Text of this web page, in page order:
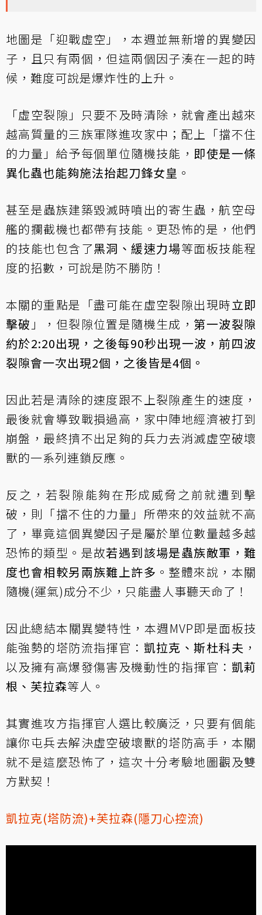
地圖是「迎戰虛空」，本週並無新增的異變因
子，且只有兩個，但這兩個因子湊在一起的時
候，難度可說是爆炸性的上升。
「虛空裂隙」只要不及時清除，就會產出越來
越高質量的三族軍隊進攻家中；配上「擋不住
的力量」給予每個單位隨機技能， 即使是一條
異化蟲也能夠施法抬起刀鋒女皇 。
甚至是蟲族建築毀滅時噴出的寄生蟲，航空母
艦的攔截機也都帶有技能。更恐怖的是，他們
的技能也包含了黑洞、緩速力場等面板技能程
度的招數，可說是防不勝防！
本關的重點是「盡可能在虛空裂隙出現時立即
擊破 」，但裂隙位置是隨機生成， 第一波裂隙
約於2:20出現，之後每90秒出現一波，前四波
裂隙會一次出現2個，之後皆是4個。
因此若是清除的速度跟不上裂隙產生的速度，
最後就會導致戰損過高，家中陣地經濟被打到
崩盤，最終擠不出足夠的兵力去消滅虛空破壞
獸的一系列連鎖反應。
反之，若裂隙能夠在形成威脅之前就遭到擊
破，則「擋不住的力量」所帶來的效益就不高
了，畢竟這個異變因子是屬於單位數量越多越
恐怖的類型。是故若遇到該場是蟲族敵軍，難
度也會相較另兩族難上許多 。整體來說，本關
隨機(運氣)成分不少，只能盡人事聽天命了！
因此總結本關異變特性，本週MVP即是面板技
能強勢的塔防流指揮官： 凱拉克、斯杜科夫 ，
以及擁有高爆發傷害及機動性的指揮官： 凱莉
根、芙拉森等人。
其實進攻方指揮官人選比較廣泛，只要有個能
讓你屯兵去解決虛空破壞獸的塔防高手，本關
就不是這麼恐怖了，這次十分考驗地圖觀及雙
方默契！
凱拉克(塔防流)+芙拉森(隱刀心控流)